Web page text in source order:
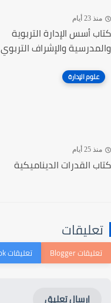
منذ 23 أيام
كتاب أسس الإدارة التربوية
والمدرسية والإشراف التربوي
علوم الإدارة
منذ 25 أيام
كتاب القدرات الديناميكية
تعليقات
إرسال تعليق